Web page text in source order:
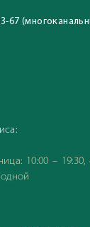
67
10:00 – 19:30,